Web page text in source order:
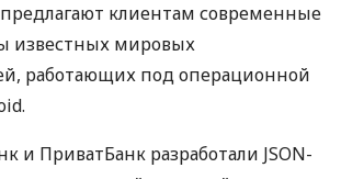
клиентам современные
известных мировых
работающих под операционной
и ПриватБанк разработали JSON-